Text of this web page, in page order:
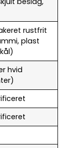
rustfrit
plast
hvid